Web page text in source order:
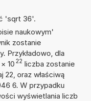
'sqrt 36'.
naukowym'
zostanie
Przykładowo, dla
× 10 22 liczba zostanie
22, oraz właściwą
6. W przypadku
wyświetlania liczb